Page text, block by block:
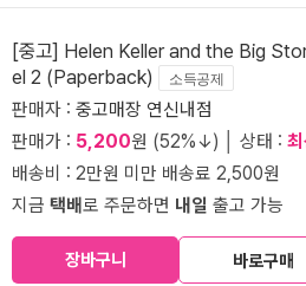
[중고] Helen Keller and the Big
el 2 (Paperback)
소득공제
판매자 : 중고매장 연신내점
판매가 : 5,200원 (52%↓) │ 상태 :
배송비 : 2만원 미만 배송료 2,500원
지금 택배로 주문하면 내일 출고 가능
장바구니 바로구매